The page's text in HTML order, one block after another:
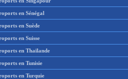
en Sénégal
en Suède
en Suisse
en Thaïlande
en Tunisie
en Turquie